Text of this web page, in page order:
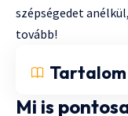
szépségedet
tovább!
Tartalom
Mi is